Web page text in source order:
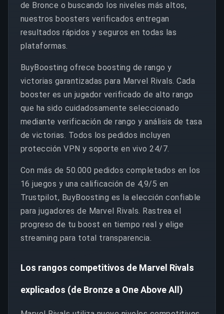
de Bronce o buscando los niveles más altos,
nuestros boosters verificados entregan
resultados rápidos y seguros en todas las
plataformas.
BuyBoosting ofrece boosting de rango y
victorias garantizadas para Marvel Rivals. Cada
booster es un jugador verificado de alto rango
que ha sido cuidadosamente seleccionado
mediante verificación de rango y análisis de tasa
de victorias. Todos los pedidos incluyen
protección VPN y soporte en vivo 24/7.
Con más de 50.000 pedidos completados en los
16 juegos y una calificación de 4,9/5 en
Trustpilot, BuyBoosting es la elección confiable
para jugadores de Marvel Rivals. Rastrea el
progreso de tu boost en tiempo real y elige
streaming para total transparencia.
Los rangos competitivos de Marvel Rivals
explicados (de Bronze a One Above All)